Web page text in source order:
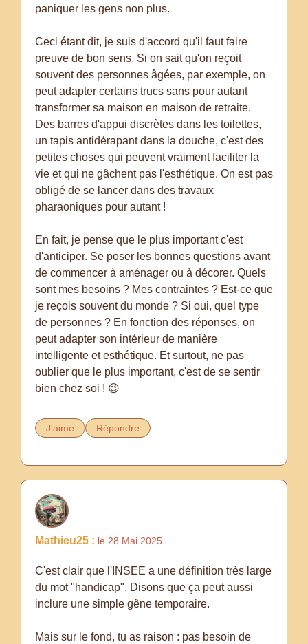
paniquer les gens non plus.
Ceci étant dit, je suis d'accord qu'il faut faire
preuve de bon sens. Si on sait qu'on reçoit
souvent des personnes âgées, par exemple, on
peut adapter certains trucs sans pour autant
transformer sa maison en maison de retraite.
Des barres d'appui discrètes dans les toilettes,
un tapis antidérapant dans la douche, c'est des
petites choses qui peuvent vraiment faciliter la
vie et qui ne gâchent pas l'esthétique. On est pas
obligé de se lancer dans des travaux
pharaoniques pour autant !
En fait, je pense que le plus important c'est
d'anticiper. Se poser les bonnes questions avant
de commencer à aménager ou à décorer. Quels
sont mes besoins ? Mes contraintes ? Est-ce que
je reçois souvent du monde ? Si oui, quel type
de personnes ? En fonction des réponses, on
peut adapter son intérieur de manière
intelligente et esthétique. Et surtout, ne pas
oublier que le plus important, c'est de se sentir
bien chez soi ! 😉
J'aime Répondre
Mathieu25 : le 28 Mai 2025
C'est clair que l'INSEE a une définition très large
du mot "handicap". Disons que ça peut aussi
inclure une simple gêne temporaire.
Mais sur le fond, tu as raison : pas besoin de